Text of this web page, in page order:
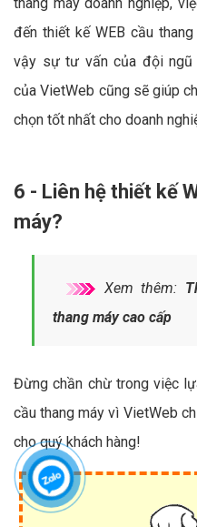
đến thiết kế WEB cầu
vậy sự tư vấn của đội ngũ
của VietWeb cũng sẽ giúp
chọn tốt nhất cho doanh
6 - Liên hệ thiết kế
máy?
Xem thêm:
thang máy cao cấp
Đừng chần chừ trong việc
cầu thang máy vì VietWeb
cho quý khách hàng!